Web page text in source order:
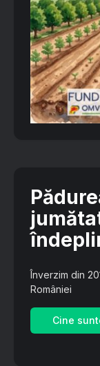
Înverzim din
României
Cine